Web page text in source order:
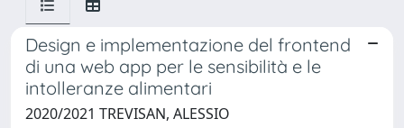
Design e implementazione del frontend
di una web app per le sensibilità e le
intolleranze alimentari
2020/2021 TREVISAN, ALESSIO